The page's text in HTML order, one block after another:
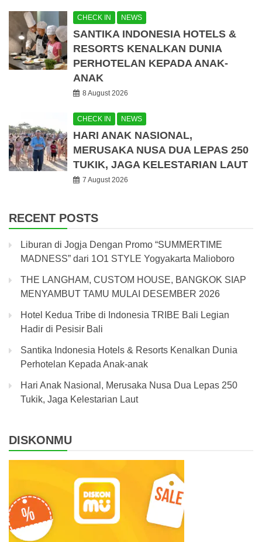
CHECK IN NEWS
SANTIKA INDONESIA HOTELS &
RESORTS KENALKAN DUNIA
PERHOTELAN KEPADA ANAK-
ANAK
8 August 2026
CHECK IN NEWS
HARI ANAK NASIONAL,
MERUSAKA NUSA DUA LEPAS 250
TUKIK, JAGA KELESTARIAN LAUT
7 August 2026
RECENT POSTS
Liburan di Jogja Dengan Promo “SUMMERTIME
MADNESS” dari 1O1 STYLE Yogyakarta Malioboro
THE LANGHAM, CUSTOM HOUSE, BANGKOK SIAP
MENYAMBUT TAMU MULAI DESEMBER 2026
Hotel Kedua Tribe di Indonesia TRIBE Bali Legian
Hadir di Pesisir Bali
Santika Indonesia Hotels & Resorts Kenalkan Dunia
Perhotelan Kepada Anak-anak
Hari Anak Nasional, Merusaka Nusa Dua Lepas 250
Tukik, Jaga Kelestarian Laut
DISKONMU